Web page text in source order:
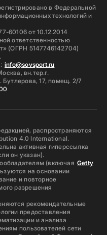
в Федеральной
технологий и
60106 от 10.12.2014
ответственностью
(ОГРН 5147746142704)
info@sovsport.ru
вн.тер.г.
Бутлерова, 17, помещ. 2/7
распространяются
4.0 International.
активная гиперссылка
он указан).
(включая Getty
на основании
и повторное
разрешения
рекомендательные
предоставления
и анализа
пользователей сети